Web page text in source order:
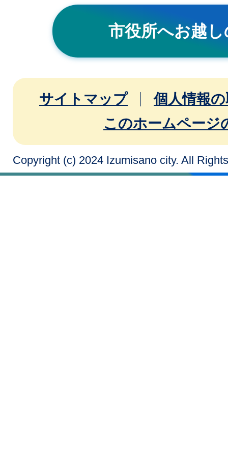
市役所へお越
サイトマップ
個人情報
このホームページ
Copyright (c) 2024 Izumisano city. All